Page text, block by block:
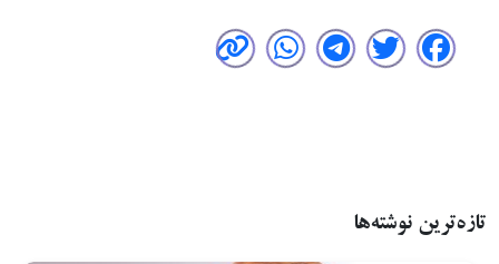
تازه‌ترین نوشته‌ها